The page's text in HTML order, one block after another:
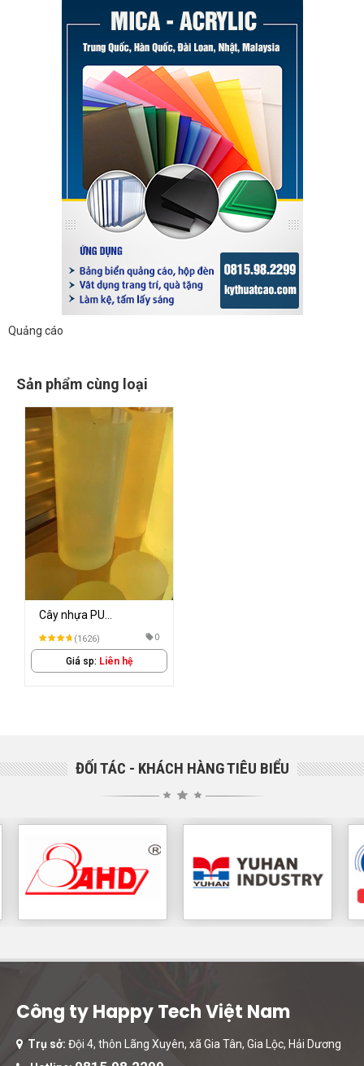
Quảng cáo
Sản phẩm cùng loại
Cây nhựa PU
(PolyUrethane)
(1626) 0
Giá sp: Liên hệ
ĐỐI TÁC - KHÁCH HÀNG TIÊU BIỂU
Công ty Happy Tech Việt Nam
Trụ sở: Đội 4, thôn Lãng Xuyên, xã Gia Tân, Gia Lộc, Hải Dương